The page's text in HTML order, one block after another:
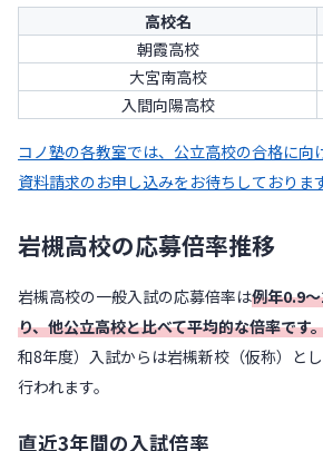
高校名
朝霞高校
大宮南高校
入間向陽高校
コノ塾の各教室では、公立高校の合格に向
資料請求のお申し込みをお待ちしておりま
岩槻高校の応募倍率推移
岩槻高校の一般入試の応募倍率は例年0.9
り、他公立高校と比べて平均的な倍率です
和8年度）入試からは岩槻新校（仮称）と
行われます。
直近3年間の入試倍率